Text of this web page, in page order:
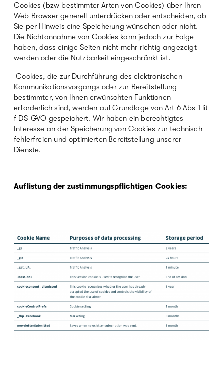
Cookies (bzw bestimmter Arten von Cookies) über Ihren
Web Browser generell unterdrücken oder entscheiden, ob
Sie per Hinweis eine Speicherung wünschen oder nicht.
Die Nichtannahme von Cookies kann jedoch zur Folge
haben, dass einige Seiten nicht mehr richtig angezeigt
werden oder die Nutzbarkeit eingeschränkt ist.
Cookies, die zur Durchführung des elektronischen
Kommunikationsvorgangs oder zur Bereitstellung
bestimmter, von Ihnen erwünschten Funktionen
erforderlich sind, werden auf Grundlage von Art 6 Abs 1 lit
f DS-GVO gespeichert. Wir haben ein berechtigtes
Interesse an der Speicherung von Cookies zur technisch
fehlerfreien und optimierten Bereitstellung unserer
Dienste.
Auflistung der zustimmungspflichtigen Cookies: